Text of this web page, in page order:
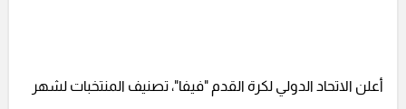
أعلن الاتحاد الدولي لكرة القدم "فيفا"، تصنيف المنتخبات لشهر